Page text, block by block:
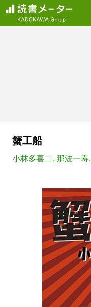
蟹工船
小林多喜二, 那波一寿,